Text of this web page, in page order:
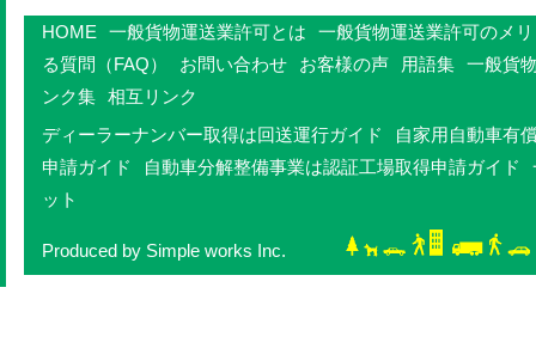
HOME 一般貨物運送業許可とは
一般貨物運送業許可のメ
る質問（FAQ）
お問い合わせ お客様の声 用語集 一般貨
ンク集 相互リンク
ディーラーナンバー取得は回送運行ガイド
自家用自動車有
申請ガイド
自動車分解整備事業は認証工場取得申請ガイド
ット
Produced by Simple works Inc.